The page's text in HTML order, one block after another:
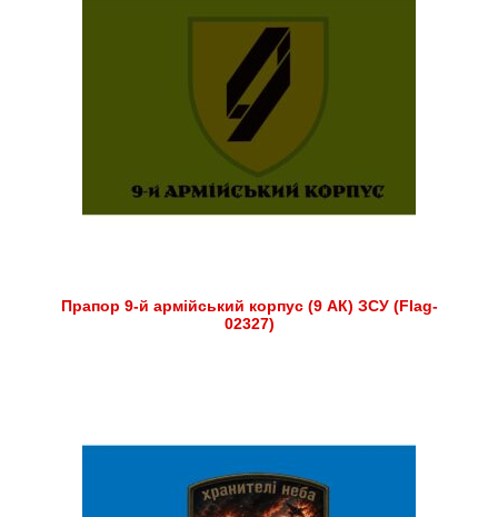
Прапор 9-й армійський корпус (9 АК) ЗСУ (Flag-
02327)